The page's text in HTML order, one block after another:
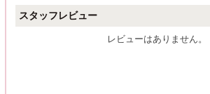
スタッフレビュー
レビューはありません。